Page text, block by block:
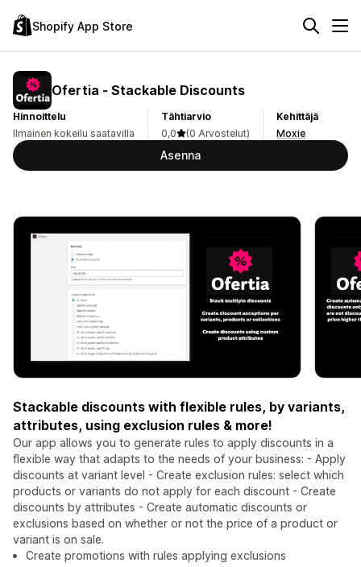
Shopify App Store
Ofertia ‑ Stackable Discounts
Hinnoittelu
Ilmainen kokeilu saatavilla
Tähtiarvio
0,0
(0 Arvostelut)
Kehittäjä
Moxie
Asenna
Stackable discounts with flexible rules, by variants,
attributes, using exclusion rules & more!
Our app allows you to generate rules to apply discounts in a
flexible way that adapts to the needs of your business: - Apply
discounts at variant level - Create exclusion rules: select which
products or variants do not apply for each discount - Create
discounts by attributes - Create automatic discounts or
exclusions based on whether or not the price of a product or
variant is on sale.
Create promotions with rules applying exclusions